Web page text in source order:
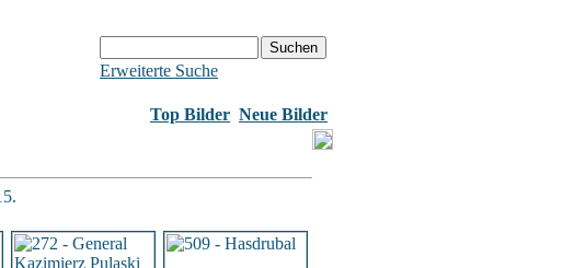
Erweiterte Suche
Top Bilder Neue Bilder